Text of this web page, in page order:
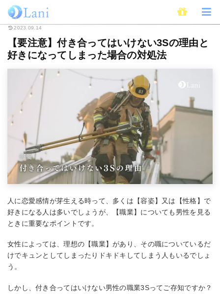
ホーム 恋愛 【要注意】付き合ってはいけない3Sの理由と好きになってし
2023.09.14
【要注意】付き合ってはいけない3Sの理由と
好きになってしまった場合の対処法
人に恋愛感情が芽生える時って、多くは【容姿】又は【性格】で
好きになる人は多いでしょうが、【職業】についても男性を見る
ときに重要なポイントです。
女性によっては、理想の【職業】があり、その職についているだ
けでキュンとしてしまったりドキドキしてしまう人もいるでしょ
う。
しかし、付き合ってはいけない男性の職業3Sってご存知ですか？